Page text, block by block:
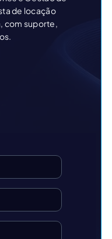
de locação
com suporte,